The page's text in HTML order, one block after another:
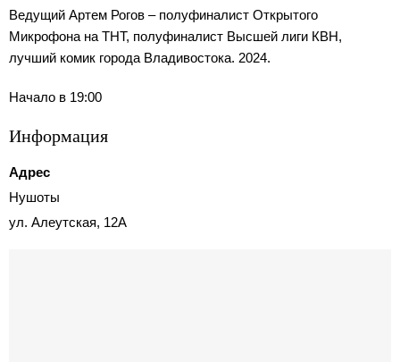
Ведущий Артем Рогов – полуфиналист Открытого
Микрофона на ТНТ, полуфиналист Высшей лиги КВН,
лучший комик города Владивостока. 2024.
Начало в 19:00
Информация
Адрес
Нушоты
ул. Алеутская, 12А